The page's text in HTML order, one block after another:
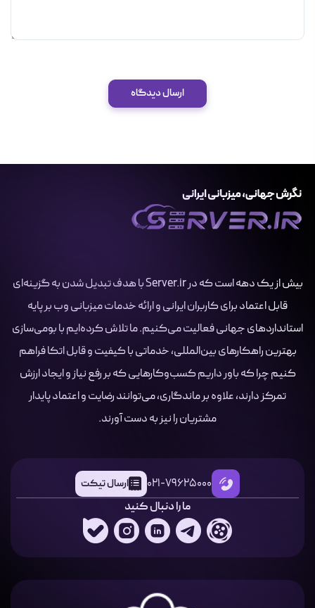
ارسال دیدگاه
بیش از یک دهه است که در Server.ir با هدف تبدیل شدن به گزینه‌ای
قابل اعتماد برای کاربران ایرانی و ارائه خدمات میزبانی وب بر پایه
استانداردهای جهانی فعالیت می‌کنیم. ما تلاش کرده‌ایم با بومی‌سازی
بهترین راهکارهای بین‌المللی، خدماتی با کیفیت و قابل اتکا فراهم
کنیم چرا که باور داریم کسب‌وکارهایی که بر رفع نیاز و ایجاد ارزش
تمرکز دارند، علاوه بر ماندگاری، می‌توانند رضایت و اعتماد پایدار
مشتریان را نیز به دست آورند.
021-79625000 ارسال تیکت
ما را دنبال کنید